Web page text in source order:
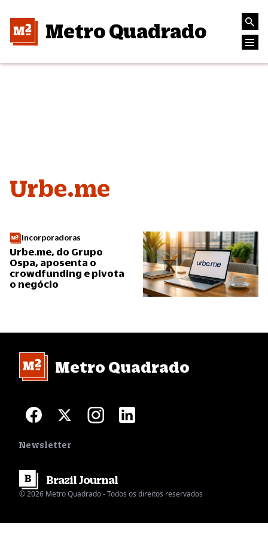
Metro Quadrado
Urbe.me
Incorporadoras
Urbe.me, do Grupo
Ospa, aposenta o
crowdfunding e pivota
o negócio
Metro Quadrado
Newsletter
© 2026 Metro Quadrado - Todos os direitos reservados
BrazilJournal